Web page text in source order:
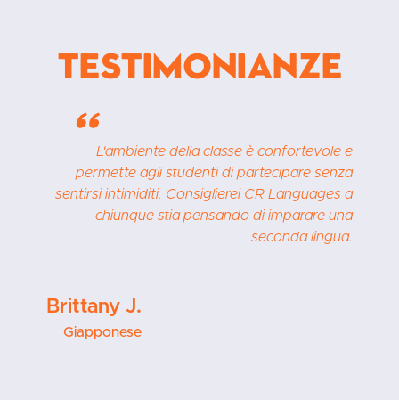
Testimonianze
" L'ambiente della classe è confortevole e
permette agli studenti di partecipare senza
sentirsi intimiditi. Consiglierei CR Languages a
chiunque stia pensando di imparare una
seconda lingua.
Brittany J.
Giapponese